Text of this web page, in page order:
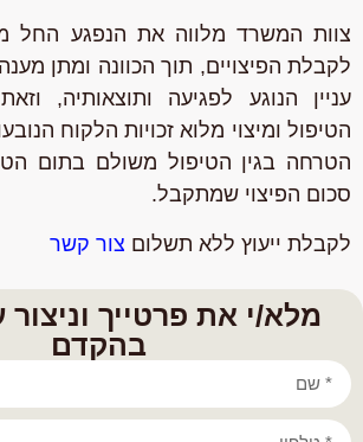
מלא/י את פרטייך
בהקדם
צוות המשרד מלווה את הנפגע החל
לקבלת הפיצויים, תוך הכוונה ומתן מענה
עניין הנוגע לפגיעה ותוצאותיה,
הטיפול ומיצוי מלוא זכויות הלקוח
הטרחה בגין הטיפול משולם בתום
סכום הפיצוי שמתקבל.
לקבלת ייעוץ ללא תשלום צור קשר